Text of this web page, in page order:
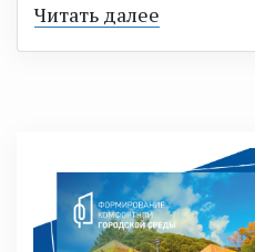
Читать далее